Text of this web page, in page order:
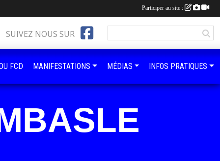
SUIVEZ NOUS SUR
FCD MANIFESTATIONS MÉDIAS INFOS PRATIQUES
Participer au site :